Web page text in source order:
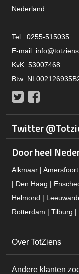
Nederland
Tel.: 0255-515035
E-mail:
KvK: 53007468
Btw:
Twitter
Twitter
Door heel
Alkmaar |
| Den Haag |
Helmond |
Rotterdam | Tilburg
Over TotZiens
Andere klanten